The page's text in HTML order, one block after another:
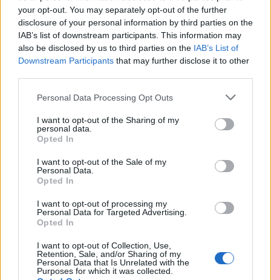
your opt-out. You may separately opt-out of the further
disclosure of your personal information by third parties on the
IAB’s list of downstream participants. This information may
also be disclosed by us to third parties on the IAB’s List of
Downstream Participants that may further disclose it to other
Personal Data Processing Opt Outs
I want to opt-out of the Sharing of my
personal data.
Opted In
I want to opt-out of the Sale of my
Personal Data.
Opted In
I want to opt-out of processing my
Personal Data for Targeted Advertising.
Opted In
I want to opt-out of Collection, Use,
Retention, Sale, and/or Sharing of my
Personal Data that Is Unrelated with the
Purposes for which it was collected.
Wieś jest nie tylko ostoją życia człowieka w
zgodzie i harmonii z naturą, ale także kolebką
polskości, hołubienia tradycji narodowych i
patriotyzmu. Było to istotne zwłaszcza, żePan
Tadeusz
opowiada o pierwszych dekadach
porządkowi, jaki panował w najlepszych czasach
Rzeczpospolitej, a dobro ojczyzny, jest oprócz
wiary w Boga, najwyższą wartością.